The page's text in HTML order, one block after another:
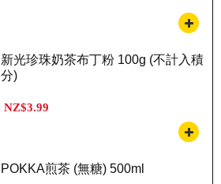
新光珍珠奶茶布丁粉 100g (不計入積
分)
NZ$3.99
POKKA煎茶 (無糖) 500ml